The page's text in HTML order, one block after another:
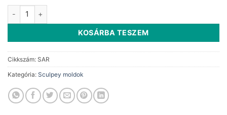
950 Ft. 965 Ft.
Sculpey akril nyújtóhenger mennyiség
KOSÁRBA TESZEM
Cikkszám: SAR
Kategória: Sculpey moldok